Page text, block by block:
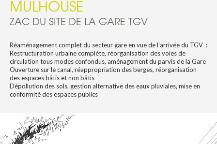
MULHOUSE
ZAC DU SITE DE LA GARE TGV
Réaménagement complet du secteur gare en vue de l’arrivée du TGV :
Restructuration urbaine complète, réorganisation des voies de
circulation tous modes confondus, aménagement du parvis de la Gare
Ouverture sur le canal, réappropriation des berges, réorganisation
des espaces bâtis et non bâtis
Dépollution des sols, gestion alternative des eaux pluviales, mise en
conformité des espaces publics